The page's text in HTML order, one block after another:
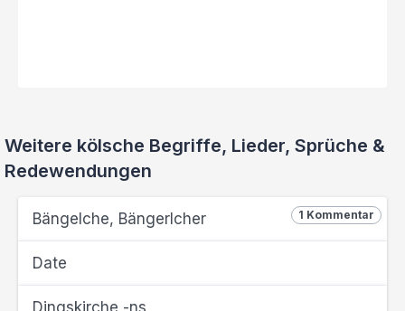
Weitere kölsche Begriffe, Lieder, Sprüche &
Redewendungen
1 Kommentar
Bängelche, Bängerlcher
Date
Dingskirche -ns